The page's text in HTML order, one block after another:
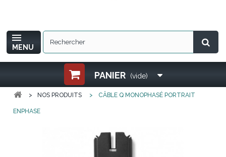
PANIER (vide)
MENU
> NOS PRODUITS > CÂBLE Q MONOPHASÉ PORTRAIT
ENPHASE